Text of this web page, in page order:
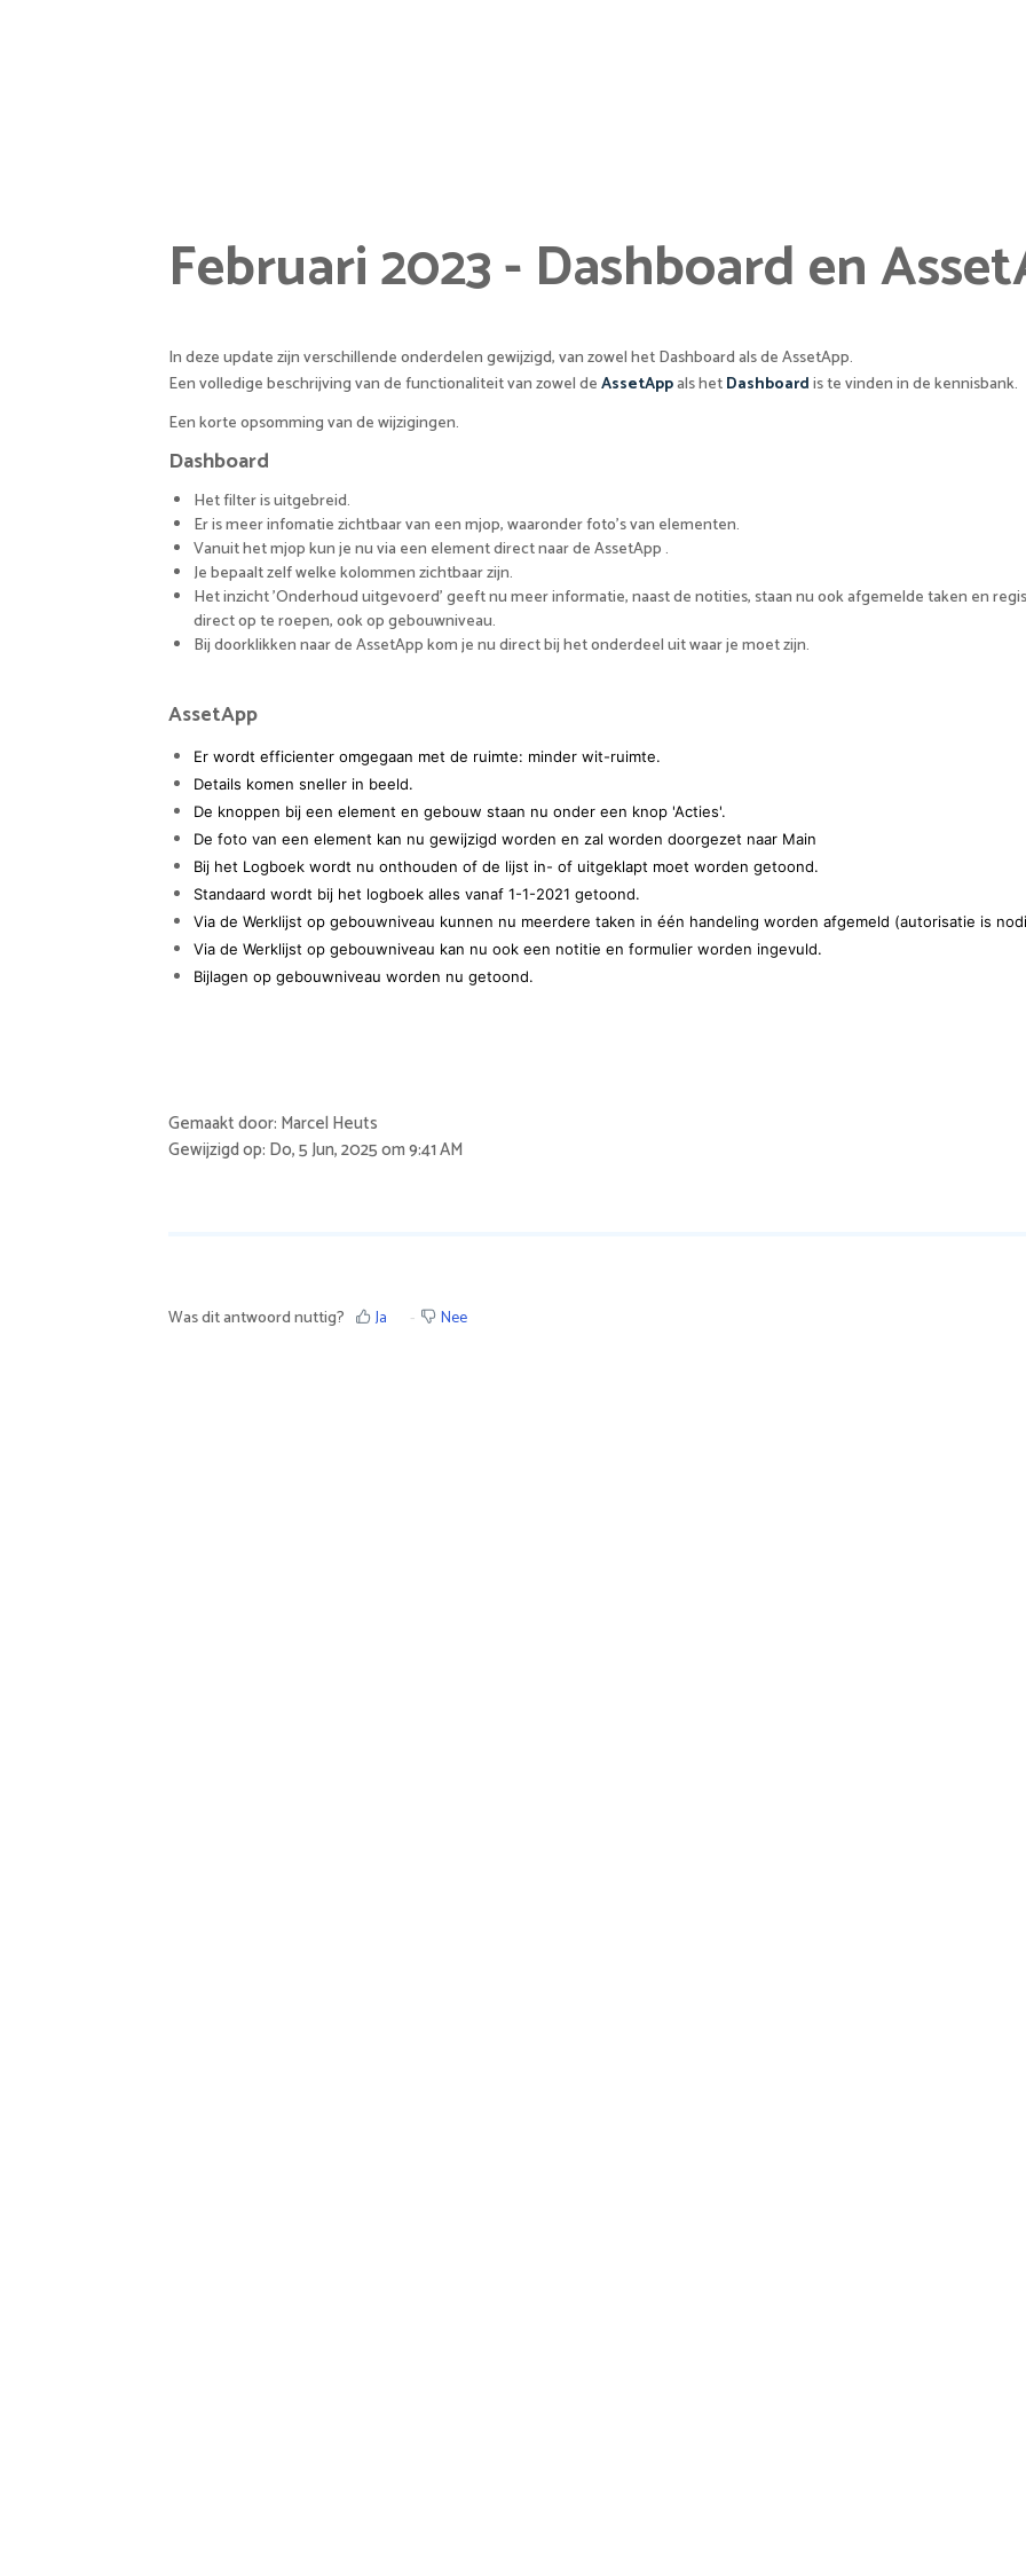
Februari 2023 - Dashboard en
In deze update zijn verschillende onderdelen gewijzigd, van zowel het Dashboard als de AssetApp.
Een volledige beschrijving van de functionaliteit van zowel deAssetAppals hetDashboardis te vinden in de kennisbank.
Een korte opsomming van de wijzigingen.
Dashboard
Het filter is uitgebreid.
Er is meer infomatie zichtbaar van een mjop, waaronder foto's van elementen.
Vanuit het mjop kun je nu via een element direct naar de AssetApp .
Je bepaalt zelf welke kolommen zichtbaar zijn.
Het inzicht 'Onderhoud uitgevoerd' geeft nu meer informatie, naast de notities, staan nu ook afgemelde taken en
direct op te roepen, ook op gebouwniveau.
Bij doorklikken naar de AssetApp kom je nu direct bij het onderdeel uit waar je moet zijn.
AssetApp
Er wordt efficienter omgegaan met de ruimte: minder wit-ruimte.
Details komen sneller in beeld.
De knoppen bij een element en gebouw staan nu onder een knop 'Acties'.
De foto van een element kan nu gewijzigd worden en zal worden doorgezet naar Main
Bij het Logboek wordt nu onthouden of de lijst in- of uitgeklapt moet worden getoond.
Standaard wordt bij het logboek alles vanaf 1-1-2021 getoond.
Via de Werklijst op gebouwniveau kunnen nu meerdere taken in één handeling worden afgemeld (autorisatie is
Via de Werklijst op gebouwniveau kan nu ook een notitie en formulier worden ingevuld.
Bijlagen op gebouwniveau worden nu getoond.
Gemaakt door: Marcel Heuts
Gewijzigd op: Do, 5 Jun, 2025 om 9:41 AM
Was dit antwoord nuttig? Ja Nee